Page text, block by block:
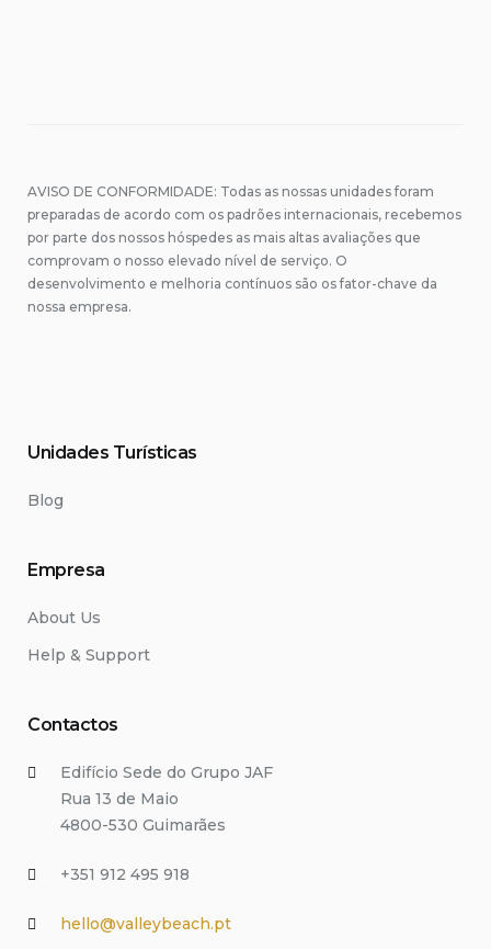
AVISO DE CONFORMIDADE: Todas as nossas unidades foram
preparadas de acordo com os padrões internacionais, recebemos
por parte dos nossos hóspedes as mais altas avaliações que
comprovam o nosso elevado nível de serviço. O
desenvolvimento e melhoria contínuos são os fator-chave da
nossa empresa.
Unidades Turísticas
Blog
Empresa
About Us
Help & Support
Contactos
Edifício Sede do Grupo JAF
Rua 13 de Maio
4800-530 Guimarães
+351 912 495 918
hello@valleybeach.pt